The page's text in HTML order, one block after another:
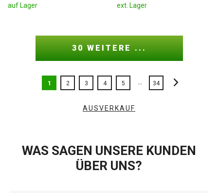
auf Lager ext. Lager
30 WEITERE ...
1 2 3 4 5 ... 34
AUSVERKAUF
WAS SAGEN UNSERE KUNDEN
ÜBER UNS?